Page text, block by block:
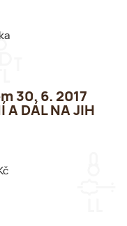
30. 6. 2017
A DÁL NA JIH